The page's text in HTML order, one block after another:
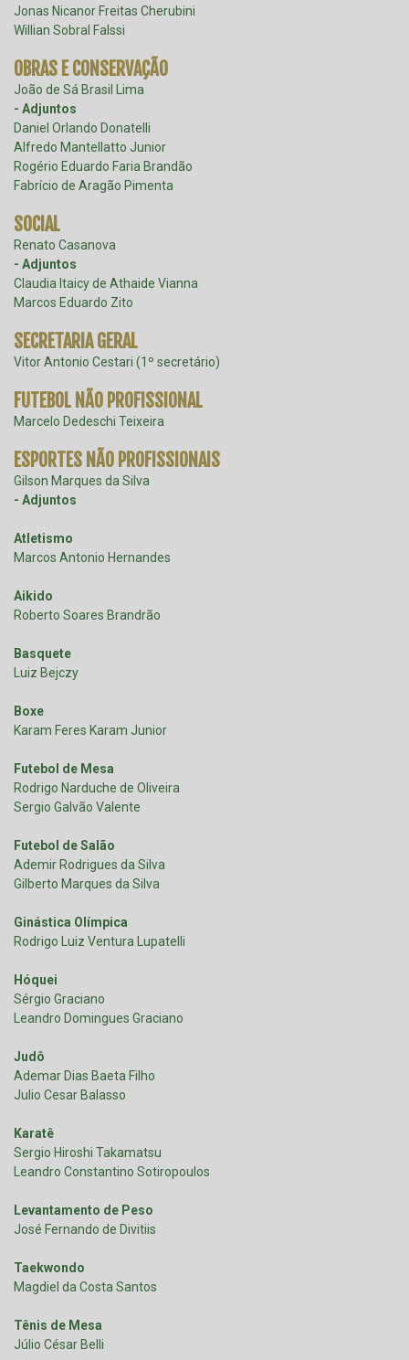
outro passo dado na direção de aproximar ainda mais
os torcedores dos personagens alviverdes.
Foi ainda na gestão Leila Pereira que a Assembleia de
Sócios aprovou a diminuição dos conselheiros vitalícios
do clube de 148 para 120, com o consequente
aumento de 152 para 180 no número de conselheiros
eleitos. Um desses conselheiros, aliás, o eterno
artilheiro Cesar Maluco, foi homenageado pela
presidente com um busto de bronze na Sala de
Troféus.
Jonas Nicanor Freitas Cherubini
Willian Sobral Falssi
OBRAS E CONSERVAÇÃO
João de Sá Brasil Lima
- Adjuntos
Daniel Orlando Donatelli
Alfredo Mantellatto Junior
Rogério Eduardo Faria Brandão
Fabrício de Aragão Pimenta
SOCIAL
Renato Casanova
- Adjuntos
Claudia Itaicy de Athaide Vianna
Marcos Eduardo Zito
SECRETARIA GERAL
Vitor Antonio Cestari (1º secretário)
FUTEBOL NÃO PROFISSIONAL
Marcelo Dedeschi Teixeira
ESPORTES NÃO PROFISSIONAIS
Gilson Marques da Silva
- Adjuntos
Atletismo
Marcos Antonio Hernandes
Aikido
Roberto Soares Brandrão
Basquete
Luiz Bejczy
Boxe
Karam Feres Karam Junior
Futebol de Mesa
Rodrigo Narduche de Oliveira
Sergio Galvão Valente
Futebol de Salão
Ademir Rodrigues da Silva
Gilberto Marques da Silva
Ginástica Olímpica
Rodrigo Luiz Ventura Lupatelli
Hóquei
Sérgio Graciano
Leandro Domingues Graciano
Judô
Ademar Dias Baeta Filho
Julio Cesar Balasso
Karatê
Sergio Hiroshi Takamatsu
Leandro Constantino Sotiropoulos
Levantamento de Peso
José Fernando de Divitiis
Taekwondo
Magdiel da Costa Santos
Tênis de Mesa
Júlio César Belli